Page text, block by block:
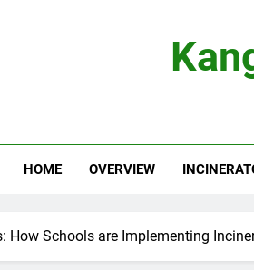
HOME OVERVIEW
How Schools are Implementing